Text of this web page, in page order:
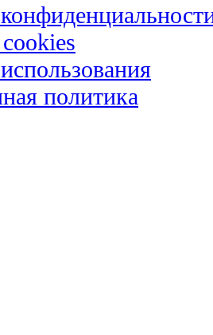
политика